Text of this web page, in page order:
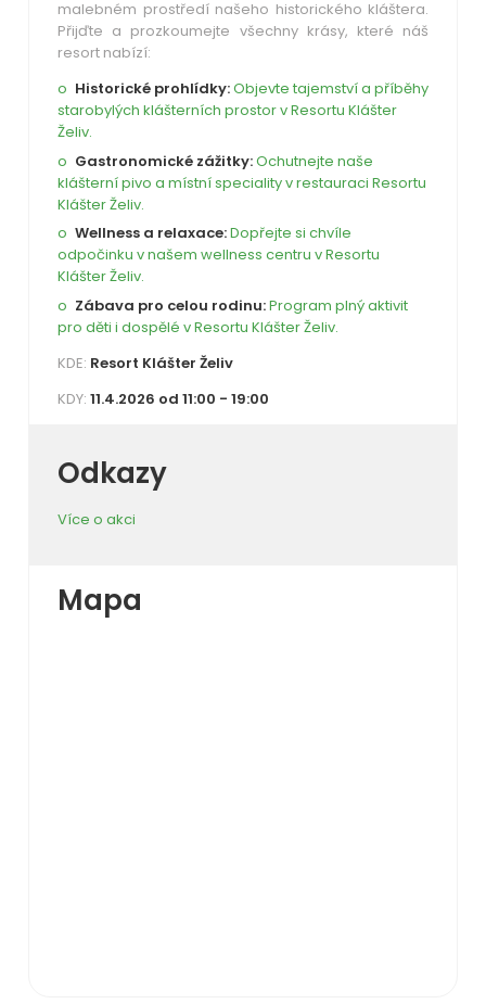
malebném prostředí našeho historického kláštera.
Přijďte a prozkoumejte všechny krásy, které náš
resort nabízí:
Historické prohlídky:Objevte tajemství a příběhy
starobylých klášterních prostor v Resortu Klášter
Želiv.
Gastronomické zážitky:Ochutnejte naše
klášterní pivo a místní speciality v restauraci Resortu
Klášter Želiv.
Wellness a relaxace:Dopřejte si chvíle
odpočinku v našem wellness centru v Resortu
Klášter Želiv.
Zábava pro celou rodinu:Program plný aktivit
pro děti i dospělé v Resortu Klášter Želiv.
KDE: Resort Klášter Želiv
KDY: 11.4.2026 od 11:00 - 19:00
Odkazy
Více o akci
Mapa